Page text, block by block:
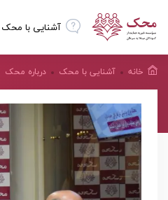
آشنایی با محک
خانه آشنایی با محک درباره محک